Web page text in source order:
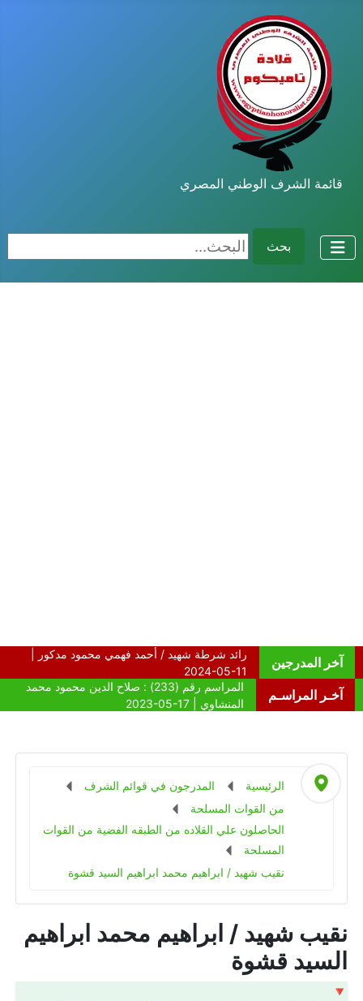
قائمة الشرف الوطني المصري
بحث البحث...
آخر المدرجين
آخـر المراسـم
الرئيسية
المدرجون في قوائم الشرف
من القوات المسلحة
الحاصلون علي القلاده من الطبقه الفضية من القوات
المسلحة
نقيب شهيد / ابراهيم محمد ابراهيم السيد قشوة
نقيب شهيد / ابراهيم محمد ابراهيم
السيد قشوة
🔻